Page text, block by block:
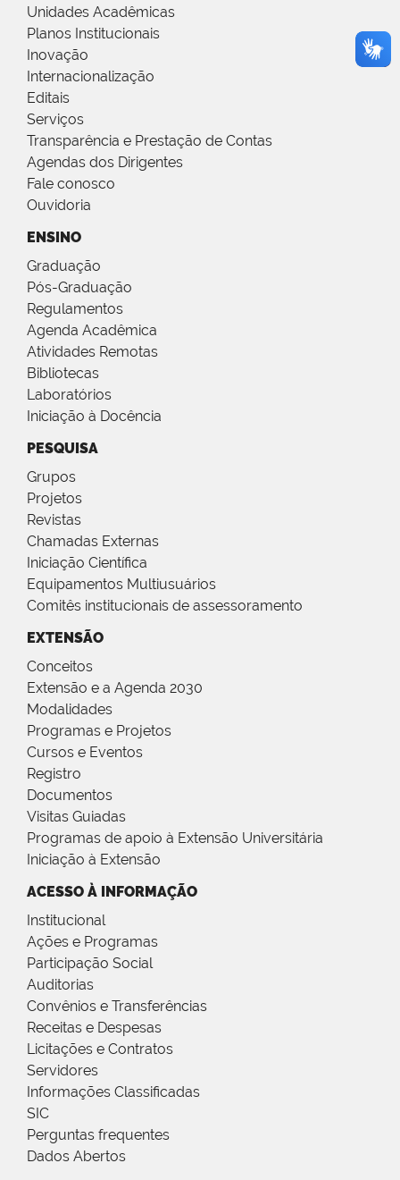
Unidades Acadêmicas
Planos Institucionais
Inovação
Internacionalização
Editais
Serviços
Transparência e Prestação de Contas
Agendas dos Dirigentes
Fale conosco
Ouvidoria
ENSINO
Graduação
Pós-Graduação
Regulamentos
Agenda Acadêmica
Atividades Remotas
Bibliotecas
Laboratórios
Iniciação à Docência
PESQUISA
Grupos
Projetos
Revistas
Chamadas Externas
Iniciação Científica
Equipamentos Multiusuários
Comitês institucionais de assessoramento
EXTENSÃO
Conceitos
Extensão e a Agenda 2030
Modalidades
Programas e Projetos
Cursos e Eventos
Registro
Documentos
Visitas Guiadas
Programas de apoio à Extensão Universitária
Iniciação à Extensão
ACESSO À INFORMAÇÃO
Institucional
Ações e Programas
Participação Social
Auditorias
Convênios e Transferências
Receitas e Despesas
Licitações e Contratos
Servidores
Informações Classificadas
SIC
Perguntas frequentes
Dados Abertos